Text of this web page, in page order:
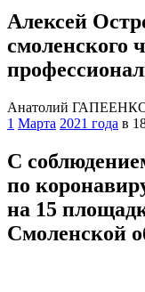
Алексей
смоленского
Анатолий
1 Марта 2021 года в
С
по
на 15
Смоленcкой